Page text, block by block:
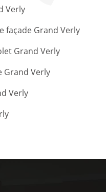
Verly
façade Grand Verly
Grand Verly
Grand Verly
Verly